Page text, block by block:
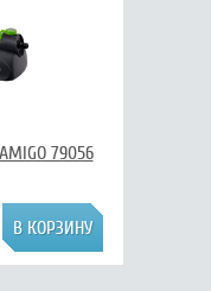
79056